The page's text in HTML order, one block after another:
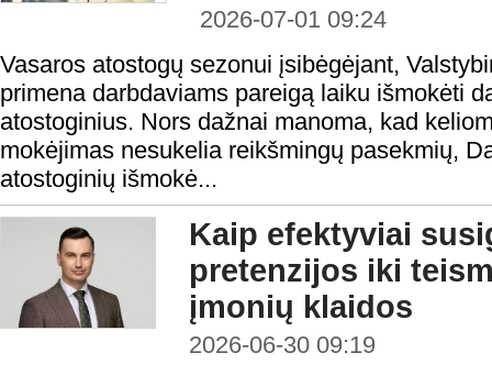
2026-07-01 09:24
Vasaros atostogų sezonui įsibėgėjant,
primena darbdaviams pareigą laiku išmokėti
atostoginius. Nors dažnai manoma, kad
mokėjimas nesukelia reikšmingų pasekmių,
atostoginių išmokė...
Kaip efektyviai
pretenzijos iki
įmonių klaidos
2026-06-30 09:19